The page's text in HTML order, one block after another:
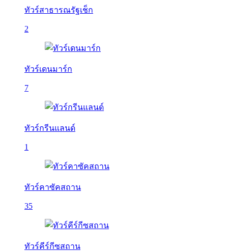
ทัวร์สาธารณรัฐเช็ก
2
ทัวร์เดนมาร์ก
7
ทัวร์กรีนแลนด์
1
ทัวร์คาซัคสถาน
35
ทัวร์คีร์กีซสถาน